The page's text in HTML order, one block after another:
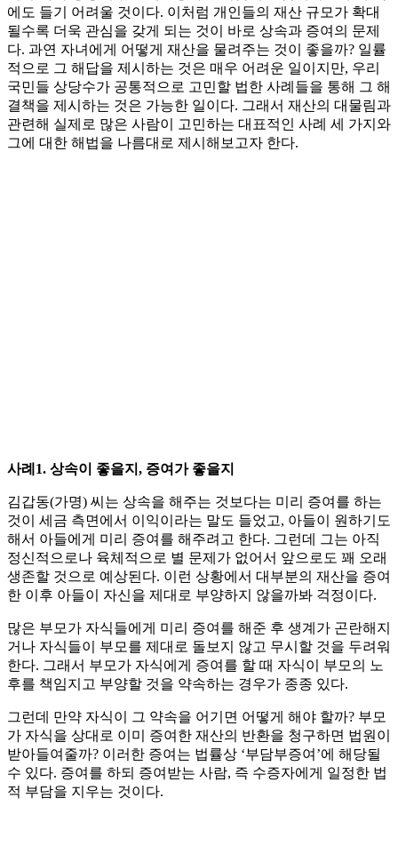
에도 들기 어려울 것이다. 이처럼 개인들의 재산 규모가 확대
될수록 더욱 관심을 갖게 되는 것이 바로 상속과 증여의 문제
다. 과연 자녀에게 어떻게 재산을 물려주는 것이 좋을까? 일률
적으로 그 해답을 제시하는 것은 매우 어려운 일이지만, 우리
국민들 상당수가 공통적으로 고민할 법한 사례들을 통해 그 해
결책을 제시하는 것은 가능한 일이다. 그래서 재산의 대물림과
관련해 실제로 많은 사람이 고민하는 대표적인 사례 세 가지와
그에 대한 해법을 나름대로 제시해보고자 한다.
사례1. 상속이 좋을지, 증여가 좋을지
김갑동(가명) 씨는 상속을 해주는 것보다는 미리 증여를 하는
것이 세금 측면에서 이익이라는 말도 들었고, 아들이 원하기도
해서 아들에게 미리 증여를 해주려고 한다. 그런데 그는 아직
정신적으로나 육체적으로 별 문제가 없어서 앞으로도 꽤 오래
생존할 것으로 예상된다. 이런 상황에서 대부분의 재산을 증여
한 이후 아들이 자신을 제대로 부양하지 않을까봐 걱정이다.
많은 부모가 자식들에게 미리 증여를 해준 후 생계가 곤란해지
거나 자식들이 부모를 제대로 돌보지 않고 무시할 것을 두려워
한다. 그래서 부모가 자식에게 증여를 할 때 자식이 부모의 노
후를 책임지고 부양할 것을 약속하는 경우가 종종 있다.
그런데 만약 자식이 그 약속을 어기면 어떻게 해야 할까? 부모
가 자식을 상대로 이미 증여한 재산의 반환을 청구하면 법원이
받아들여줄까? 이러한 증여는 법률상 ‘부담부증여’에 해당될
수 있다. 증여를 하되 증여받는 사람, 즉 수증자에게 일정한 법
적 부담을 지우는 것이다.